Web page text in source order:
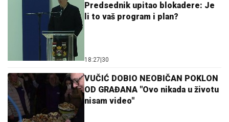
Predsednik upitao blokadere: Je
li to vaš program i plan?
18:27 30
VUČIĆ DOBIO NEOBIČAN POKLON
OD GRAĐANA "Ovo nikada u životu
nisam video"